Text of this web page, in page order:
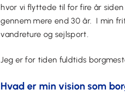
hvor vi flyttede til for fire år
gennem mere end 30 år. I min
vandreture og sejlsport.
Jeg er for tiden fuldtids
Hvad er min vision som